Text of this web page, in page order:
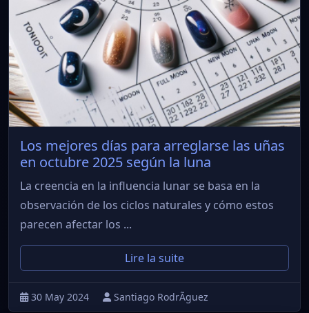
Los mejores días para arreglarse las uñas
en octubre 2025 según la luna
La creencia en la influencia lunar se basa en la
observación de los ciclos naturales y cómo estos
parecen afectar los ...
Lire la suite
30 May 2024 Santiago RodrÃ­guez